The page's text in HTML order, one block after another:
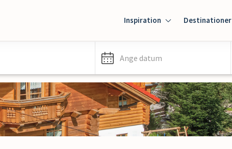
Inspiration Destinationer
Ange datum